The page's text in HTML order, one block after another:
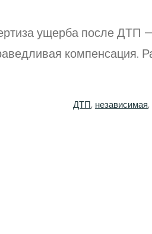
ущерба после ДТП
компенсация.
ДТП, независимая,